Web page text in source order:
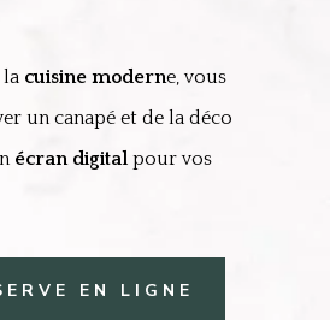
la cuisine moderne, vous
un canapé et de la déco
écran digitalpour vos
EN LIGNE